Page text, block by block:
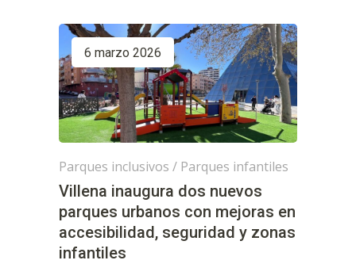
6 marzo 2026
Parques inclusivos / Parques infantiles
Villena inaugura dos nuevos
parques urbanos con mejoras en
accesibilidad, seguridad y zonas
infantiles